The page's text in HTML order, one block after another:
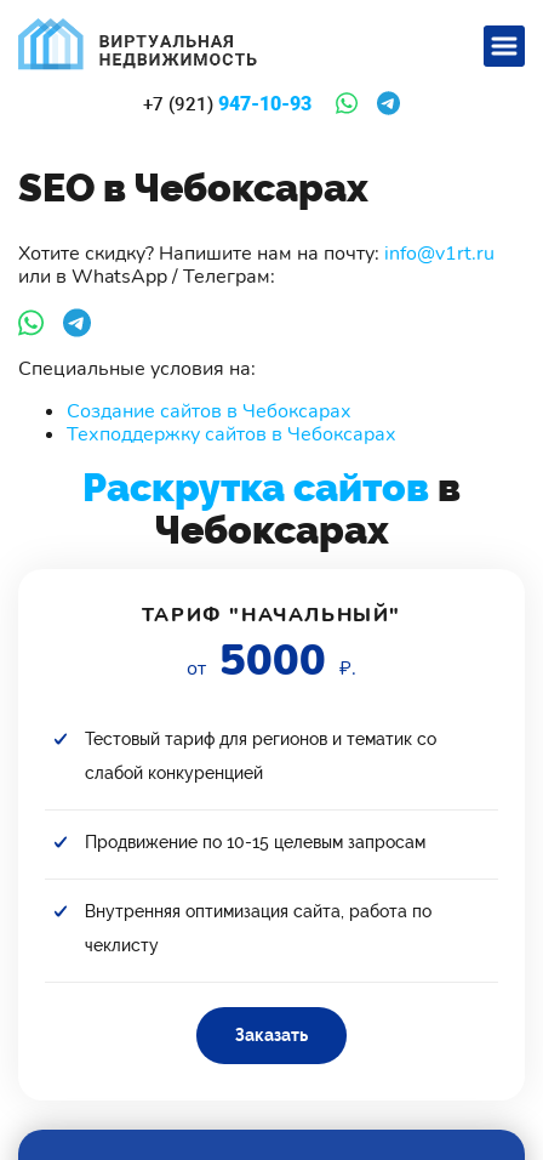
+7 (921) 947-10-93
SEO в Чебоксарах
Хотите скидку? Напишите нам на почту: info@v1rt.ru
или в WhatsApp / Телеграм:
Специальные условия на:
Создание сайтов в Чебоксарах
Техподдержку сайтов в Чебоксарах
Раскрутка сайтов в
Чебоксарах
ТАРИФ "НАЧАЛЬНЫЙ"
от 5000 ₽.
Тестовый тариф для регионов и тематик со
слабой конкуренцией
Продвижение по 10-15 целевым запросам
Внутренняя оптимизация сайта, работа по
чеклисту
Заказать